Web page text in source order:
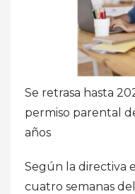
Se retrasa hasta
permiso parental
años
Según la directiva
cuatro semanas